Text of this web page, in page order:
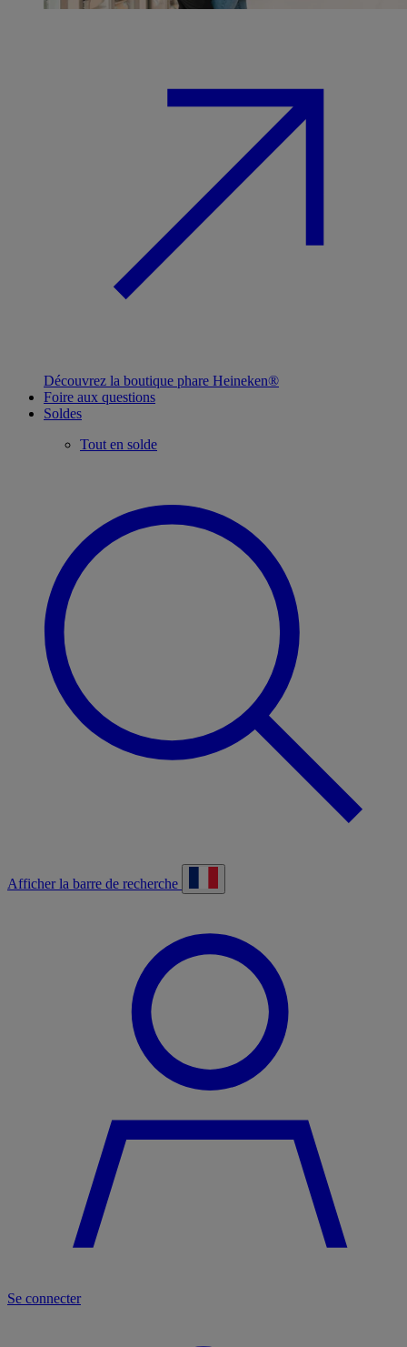
Découvrez la boutique phare Heineken®
Foire aux questions
Soldes
Tout en solde
Afficher la barre de recherche
Se connecter